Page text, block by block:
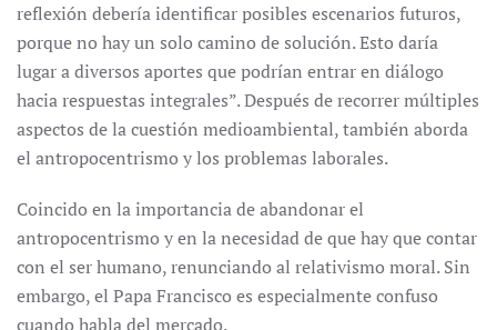
reflexión debería identificar posibles escenarios futuros,
porque no hay un solo camino de solución. Esto daría
lugar a diversos aportes que podrían entrar en diálogo
hacia respuestas integrales”. Después de recorrer múltiples
aspectos de la cuestión medioambiental, también aborda
el antropocentrismo y los problemas laborales.
Coincido en la importancia de abandonar el
antropocentrismo y en la necesidad de que hay que contar
con el ser humano, renunciando al relativismo moral. Sin
embargo, el Papa Francisco es especialmente confuso
cuando habla del mercado.